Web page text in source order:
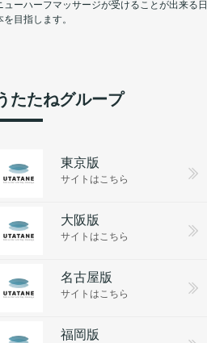
ューハーフマッサージが受けることが出来る日
を目指します。
たたねグループ
東京版
サイトはこちら
大阪版
サイトはこちら
名古屋版
サイトはこちら
福岡版